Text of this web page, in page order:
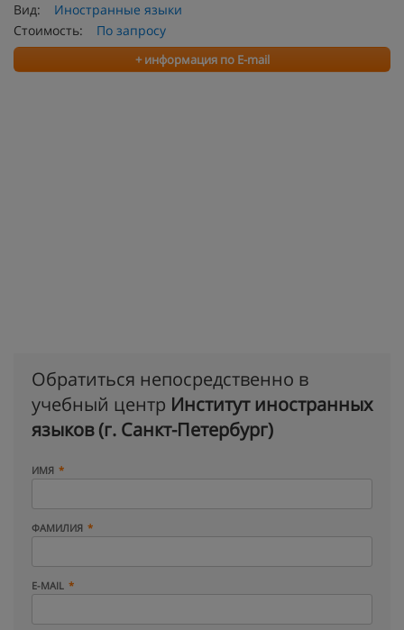
Вид:
Иностранные языки
Стоимость:
По запросу
+ информация по E-mail
Обратиться непосредственно в
учебный центр Институт иностранных
языков (г. Санкт-Петербург)
ИМЯ
ФАМИЛИЯ
E-MAIL